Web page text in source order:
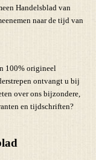
Handelsblad van
naar de tijd van
100% origineel
ontvangt u bij
over ons bijzondere,
en tijdschriften?